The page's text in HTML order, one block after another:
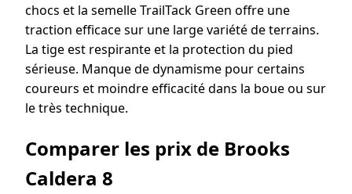
chocs et la semelle TrailTack Green offre une
traction efficace sur une large variété de terrains.
La tige est respirante et la protection du pied
sérieuse. Manque de dynamisme pour certains
coureurs et moindre efficacité dans la boue ou sur
le très technique.
Comparer les prix de Brooks
Caldera 8